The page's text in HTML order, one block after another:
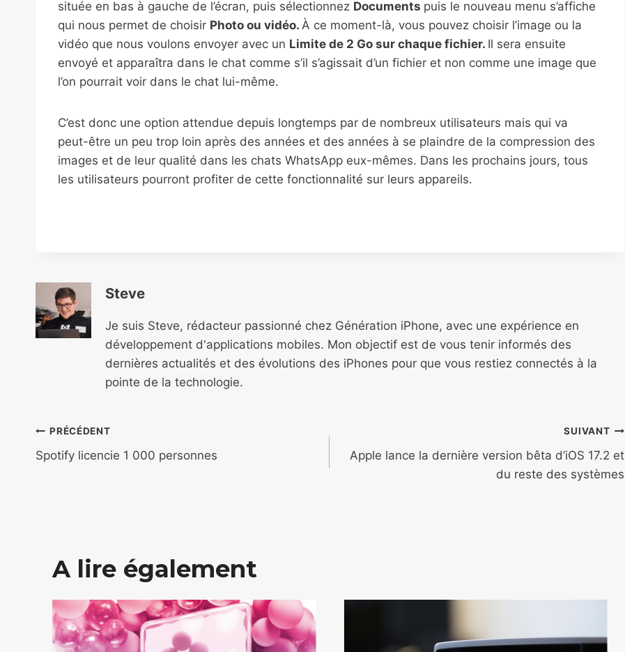
située en bas à gauche de l’écran, puis sélectionnez Documents puis le nouveau menu s’affiche
qui nous permet de choisir Photo ou vidéo. À ce moment-là, vous pouvez choisir l’image ou la
vidéo que nous voulons envoyer avec un Limite de 2 Go sur chaque fichier. Il sera ensuite
envoyé et apparaîtra dans le chat comme s’il s’agissait d’un fichier et non comme une image que
l’on pourrait voir dans le chat lui-même.
C’est donc une option attendue depuis longtemps par de nombreux utilisateurs mais qui va
peut-être un peu trop loin après des années et des années à se plaindre de la compression des
images et de leur qualité dans les chats WhatsApp eux-mêmes. Dans les prochains jours, tous
les utilisateurs pourront profiter de cette fonctionnalité sur leurs appareils.
Steve
Je suis Steve, rédacteur passionné chez Génération iPhone, avec une expérience en
développement d'applications mobiles. Mon objectif est de vous tenir informés des
dernières actualités et des évolutions des iPhones pour que vous restiez connectés à la
pointe de la technologie.
Navigation
de
PRÉCÉDENT
Spotify licencie 1 000 personnes
SUIVANT
Apple lance la dernière version bêta d’iOS 17.2 et
du reste des systèmes
A lire également